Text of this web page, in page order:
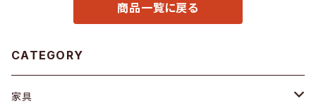
商品一覧に戻る
CATEGORY
家具